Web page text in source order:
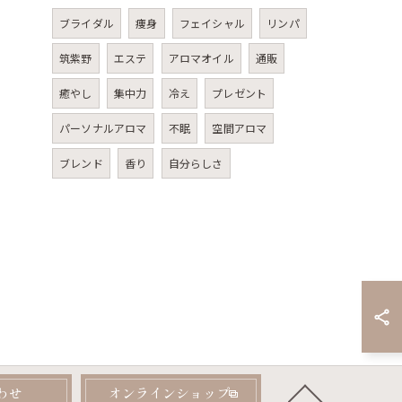
ブライダル 痩身 フェイシャル リンパ
筑紫野 エステ アロマオイル 通販
癒やし 集中力 冷え プレゼント
パーソナルアロマ 不眠 空間アロマ
ブレンド 香り 自分らしさ
せ オンラインショップ